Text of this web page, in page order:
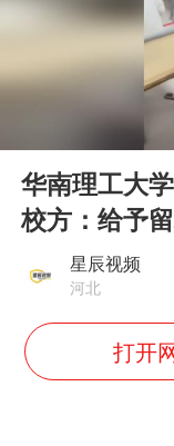
Play
华南理工大
校方：给予
星辰视频
河北
打开